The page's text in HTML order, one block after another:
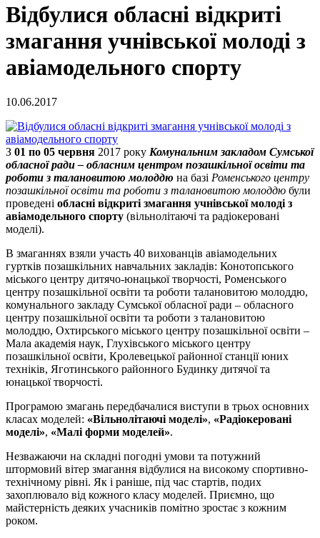
Відбулися обласні відкриті
змагання учнівської молоді з
авіамодельного спорту
10.06.2017
З 01 по 05 червня 2017 року Комунальним закладом Сумської
обласної ради – обласним центром позашкільної освіти та
роботи з талановитою молоддю на базі Роменського центру
позашкільної освіти та роботи з талановитою молоддю були
проведені обласні відкриті змагання учнівської молоді з
авіамодельного спорту (вільнолітаючі та радіокеровані
моделі).
В змаганнях взяли участь 40 вихованців авіамодельних
гуртків позашкільних навчальних закладів: Конотопського
міського центру дитячо-юнацької творчості, Роменського
центру позашкільної освіти та роботи талановитою молоддю,
комунального закладу Сумської обласної ради – обласного
центру позашкільної освіти та роботи з талановитою
молоддю, Охтирського міського центру позашкільної освіти –
Мала академія наук, Глухівського міського центру
позашкільної освіти, Кролевецької районної станції юних
техніків, Яготинського районного Будинку дитячої та
юнацької творчості.
Програмою змагань передбачалися виступи в трьох основних
класах моделей: «Вільнолітаючі моделі», «Радіокеровані
моделі», «Малі форми моделей».
Незважаючи на складні погодні умови та потужний
штормовий вітер змагання відбулися на високому спортивно-
технічному рівні. Як і раніше, під час стартів, подих
захоплювало від кожного класу моделей. Приємно, що
майстерність деяких учасників помітно зростає з кожним
роком.